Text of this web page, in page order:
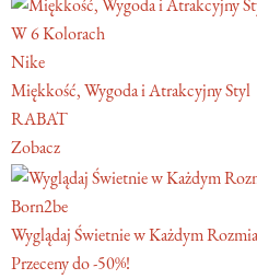
W 6 Kolorach
Nike
Miękkość, Wygoda i Atrakcyjny Styl
RABAT
Zobacz
Born2be
Wyglądaj Świetnie w Każdym
Przeceny do -50%!